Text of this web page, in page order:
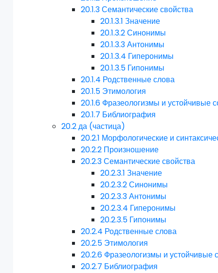
20.1.3Семантические свойства
20.1.3.1 Значение
20.1.3.2Синонимы
20.1.3.3Антонимы
20.1.3.4 Гиперонимы
20.1.3.5 Гипонимы
20.1.4 Родственные слова
20.1.5 Этимология
20.1.6 Фразеологизмы и устойчивые
20.1.7 Библиография
20.2да (частица)
20.2.1 Морфологические и
20.2.2 Произношение
20.2.3Семантические свойства
20.2.3.1 Значение
20.2.3.2Синонимы
20.2.3.3Антонимы
20.2.3.4 Гиперонимы
20.2.3.5 Гипонимы
20.2.4 Родственные слова
20.2.5 Этимология
20.2.6 Фразеологизмы и устойчивые
20.2.7 Библиография